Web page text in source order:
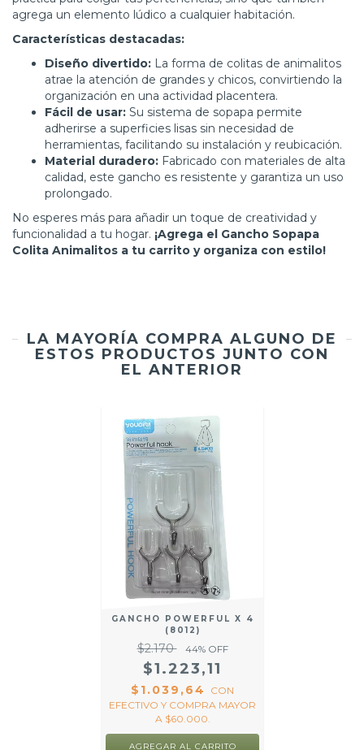
agrega un elemento lúdico a cualquier habitación.
Características destacadas:
Diseño divertido: La forma de colitas de animalitos
atrae la atención de grandes y chicos, convirtiendo la
organización en una actividad placentera.
Fácil de usar: Su sistema de sopapa permite
adherirse a superficies lisas sin necesidad de
herramientas, facilitando su instalación y reubicación.
Material duradero: Fabricado con materiales de alta
calidad, este gancho es resistente y garantiza un uso
prolongado.
No esperes más para añadir un toque de creatividad y
funcionalidad a tu hogar. ¡Agrega el Gancho Sopapa
Colita Animalitos a tu carrito y organiza con estilo!
LA MAYORÍA COMPRA ALGUNO DE
ESTOS PRODUCTOS JUNTO CON
EL ANTERIOR
GANCHO POWERFUL X 4
(8012)
$2.170 44% OFF
$1.223,11
$1.039,64
CON
EFECTIVO Y COMPRA MAYOR
A $60.000.